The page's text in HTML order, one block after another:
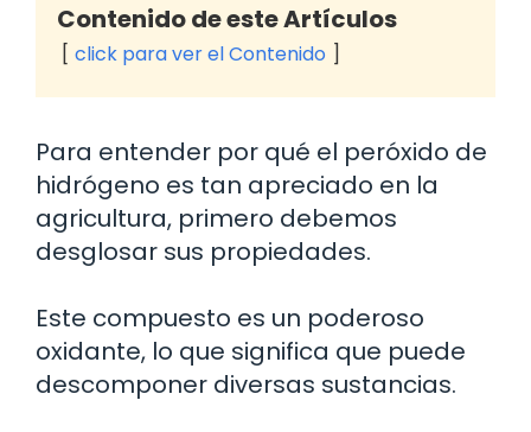
Contenido de este Artículos
click para ver el Contenido
Para entender por qué el peróxido de
hidrógeno es tan apreciado en la
agricultura, primero debemos
desglosar sus propiedades.
Este compuesto es un poderoso
oxidante, lo que significa que puede
descomponer diversas sustancias.